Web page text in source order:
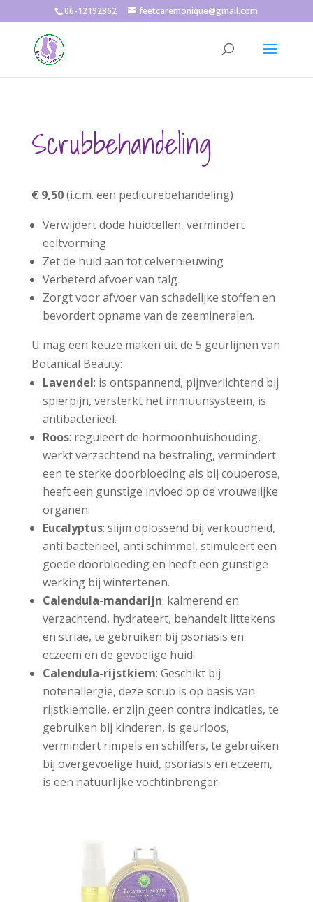
06-12192362 feetcaremonique@gmail.com
Scrubbehandeling
€ 9,50(i.c.m. een pedicurebehandeling)
Verwijdert dode huidcellen, vermindert
eeltvorming
Zet de huid aan tot celvernieuwing
Verbeterd afvoer van talg
Zorgt voor afvoer van schadelijke stoffen en
bevordert opname van de zeemineralen.
U mag een keuze maken uit de 5 geurlijnen van
Botanical Beauty:
Lavendel: is ontspannend, pijnverlichtend bij
spierpijn, versterkt het immuunsysteem, is
antibacterieel.
Roos: reguleert de hormoonhuishouding,
werkt verzachtend na bestraling, vermindert
een te sterke doorbloeding als bij couperose,
heeft een gunstige invloed op de vrouwelijke
organen.
Eucalyptus: slijm oplossend bij verkoudheid,
anti bacterieel, anti schimmel, stimuleert een
goede doorbloeding en heeft een gunstige
werking bij wintertenen.
Calendula-mandarijn: kalmerend en
verzachtend, hydrateert, behandelt littekens
en striae, te gebruiken bij psoriasis en
eczeem en de gevoelige huid.
Calendula-rijstkiem: Geschikt bij
notenallergie, deze scrub is op basis van
rijstkiemolie, er zijn geen contra indicaties, te
gebruiken bij kinderen, is geurloos,
vermindert rimpels en schilfers, te gebruiken
bij overgevoelige huid, psoriasis en eczeem,
is een natuurlijke vochtinbrenger.